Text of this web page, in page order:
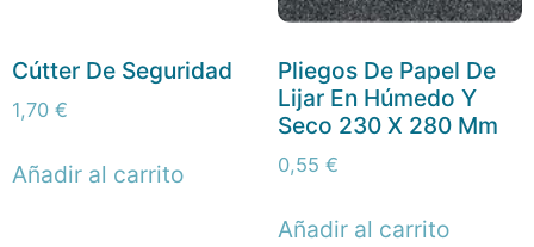
Cútter De Seguridad
1,70 €
Añadir al carrito
Pliegos De Papel De
Lijar En Húmedo Y
Seco 230 X 280 Mm
0,55 €
Añadir al carrito